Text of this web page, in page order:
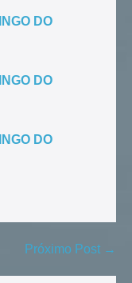
DO
DO
DO
Próximo Post →